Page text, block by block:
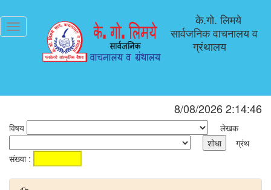
Toggle
navigation
के.गो. लिमये
सार्वजनिक वाचनालय व
ग्रंथालय
8/08/2026 2:14:46
विषय
लेखक
ग्रंथ
संख्या :